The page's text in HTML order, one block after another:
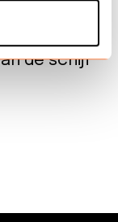
WFM
WFM
de schijf